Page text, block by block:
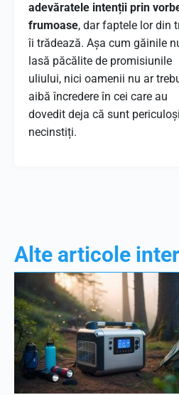
adevăratele intenții prin
frumoase, dar faptele lor din
îi trădează. Așa cum găinile
lasă păcălite de promisiunile
uliului, nici oamenii nu ar
aibă încredere în cei care au
dovedit deja că sunt
necinstiți.
Alte articole